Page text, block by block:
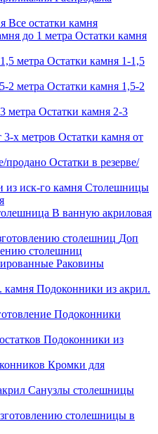
Все остатки камня
Остатки камня
Остатки камня 1-1,5
Остатки камня 1,5-2
Остатки камня 2-3
Остатки камня от
Остатки в резерве/
Столешницы
В ванную акриловая
Доп
столешниц
Раковины
Подоконники из акрил.
Подоконники
Подоконники из
Кромки для
Санузлы столешницы